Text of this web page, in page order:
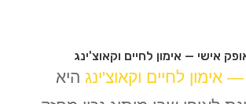
אישי — אימון לחיים וקאוצ'ינג
אימון לחיים וקאוצ'ינג היא